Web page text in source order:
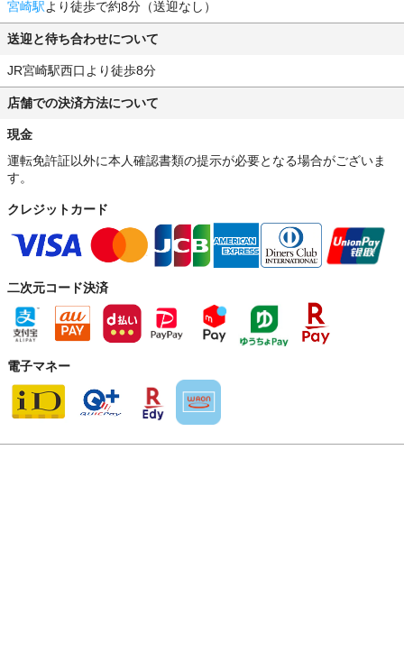
宮崎駅より徒歩で約8分（送迎なし）
送迎と待ち合わせについて
JR宮崎駅西口より徒歩8分
店舗での決済方法について
現金
運転免許証以外に本人確認書類の提示が必要となる場合がございま
す。
クレジットカード
二次元コード決済
電子マネー